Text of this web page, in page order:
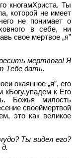
кногамХриста. Ты
которой не имеет
не понимает о
в себе, ни
свое мертвое „я”
мертвого! Я
Тебе дать.
окаянное „я”, его
к Его
Божья милость
своеймертвой
это как великое
чудо? Ты видел его?